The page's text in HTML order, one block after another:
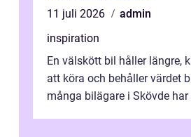
11 juli 2026
admin
inspiration
En välskött bil håller längre,
att köra och behåller värdet
många bilägare i Skövde har